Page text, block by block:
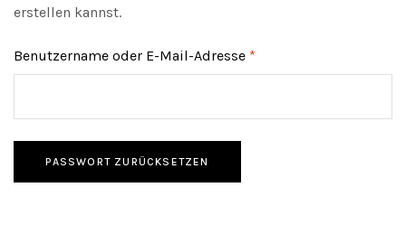
erstellen kannst.
Benutzername oder E-Mail-Adresse *
PASSWORT ZURÜCKSETZEN